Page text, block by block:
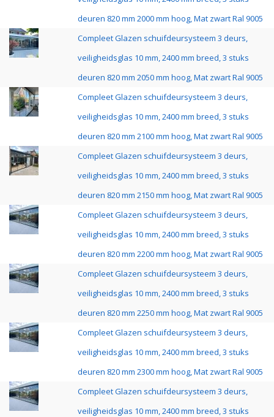
deuren 820 mm 2000 mm hoog, Mat zwart Ral 9005
Compleet Glazen schuifdeursysteem 3 deurs,
veiligheidsglas 10 mm, 2400 mm breed, 3 stuks
deuren 820 mm 2050 mm hoog, Mat zwart Ral 9005
Compleet Glazen schuifdeursysteem 3 deurs,
veiligheidsglas 10 mm, 2400 mm breed, 3 stuks
deuren 820 mm 2100 mm hoog, Mat zwart Ral 9005
Compleet Glazen schuifdeursysteem 3 deurs,
veiligheidsglas 10 mm, 2400 mm breed, 3 stuks
deuren 820 mm 2150 mm hoog, Mat zwart Ral 9005
Compleet Glazen schuifdeursysteem 3 deurs,
veiligheidsglas 10 mm, 2400 mm breed, 3 stuks
deuren 820 mm 2200 mm hoog, Mat zwart Ral 9005
Compleet Glazen schuifdeursysteem 3 deurs,
veiligheidsglas 10 mm, 2400 mm breed, 3 stuks
deuren 820 mm 2250 mm hoog, Mat zwart Ral 9005
Compleet Glazen schuifdeursysteem 3 deurs,
veiligheidsglas 10 mm, 2400 mm breed, 3 stuks
deuren 820 mm 2300 mm hoog, Mat zwart Ral 9005
Compleet Glazen schuifdeursysteem 3 deurs,
veiligheidsglas 10 mm, 2400 mm breed, 3 stuks